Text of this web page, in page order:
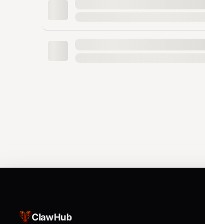
具体执行：
具体执行：
ClawHub